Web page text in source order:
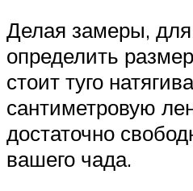
Делая замеры, для
определить
стоит туго
сантиметровую
достаточно
вашего чада.